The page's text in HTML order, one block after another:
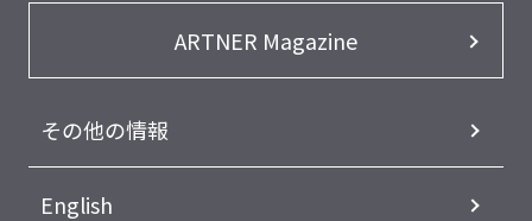
ARTNER Magazine
その他の情報
English